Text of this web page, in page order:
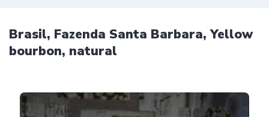
Brasil, Fazenda Santa Barbara, Yellow
bourbon, natural